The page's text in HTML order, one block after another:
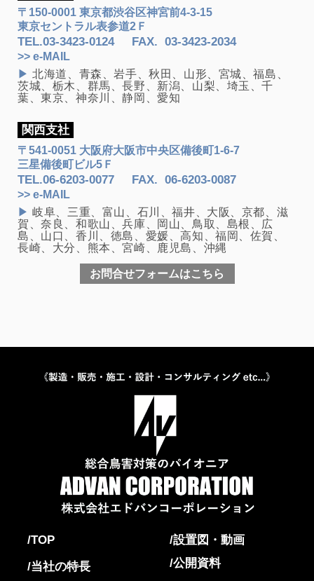
TEL.03-3423-0124 FAX. 03-3423-2034
〒150-0001 東京都渋谷区神宮前4-3-15
東京セントラル表参道2Ｆ
>> e-MAIL
▶北海道、青森、岩手、秋田、山形、宮城、福島、
茨城、栃木、群馬、長野、新潟、山梨、埼玉、千
葉、東京、神奈川、静岡、愛知
関西支社
TEL.06-6203-0077 FAX. 06-6203-0087
〒541-0051 大阪府大阪市中央区備後町1-6-7
三星備後町ビル5Ｆ
>> e-MAIL
▶岐阜、三重、富山、石川、福井、大阪、京都、滋
賀、奈良、和歌山、兵庫、岡山、鳥取、島根、広
島、山口、香川、徳島、愛媛、高知、福岡、佐賀、
長崎、大分、熊本、宮崎、鹿児島、沖縄
お問合せフォームはこちら
TOP
当社の特長
設置図・動画
公開資料